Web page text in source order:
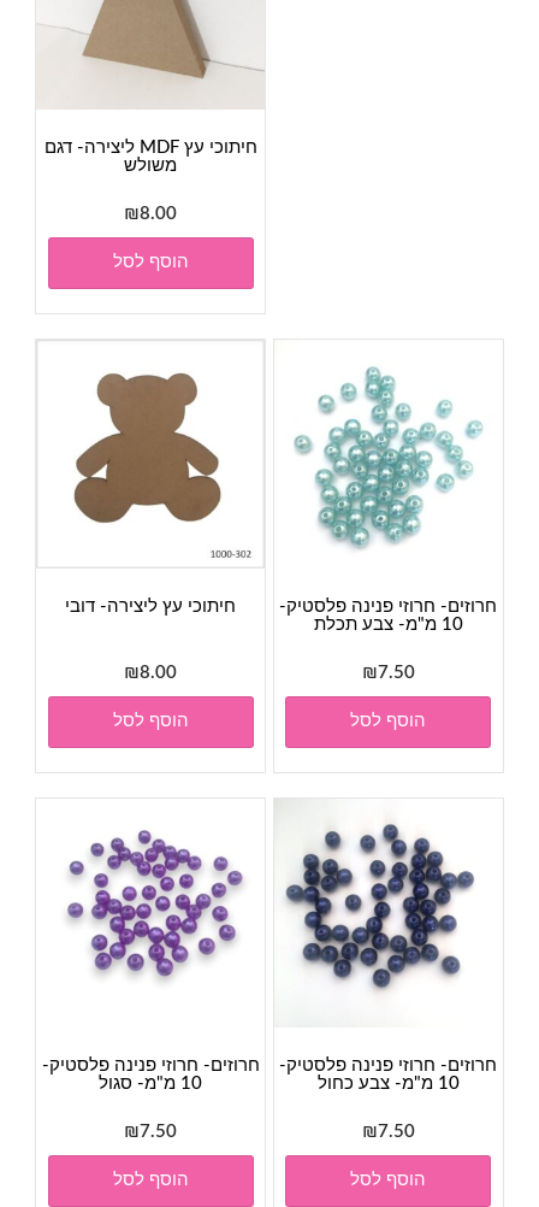
המוצר
חיתוכי עץ MDF ליצירה- דגם
משולש
₪8.00
הוסף לסל
חיתוכי עץ ליצירה- דובי
₪8.00
הוסף לסל
חרוזים- חרוזי פנינה פלסטיק-
10 מ"מ- צבע תכלת
₪7.50
הוסף לסל
חרוזים- חרוזי פנינה פלסטיק-
10 מ"מ- סגול
₪7.50
הוסף לסל
חרוזים- חרוזי פנינה פלסטיק-
10 מ"מ- צבע כחול
₪7.50
הוסף לסל